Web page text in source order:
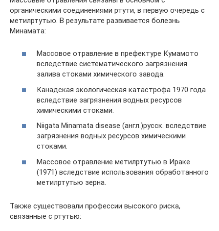
органическими соединениями ртути, в первую очередь с
метилртутью. В результате развивается болезнь
Минамата:
Массовое отравление в префектуре Кумамото
вследствие систематического загрязнения
залива стоками химического завода.
Канадская экологическая катастрофа 1970 года
вследствие загрязнения водных ресурсов
химическими стоками.
Niigata Minamata disease (англ.)русск. вследствие
загрязнения водных ресурсов химическими
стоками.
Массовое отравление метилртутью в Ираке
(1971) вследствие использования обработанного
метилртутью зерна.
Также существовали профессии высокого риска,
связанные с ртутью: